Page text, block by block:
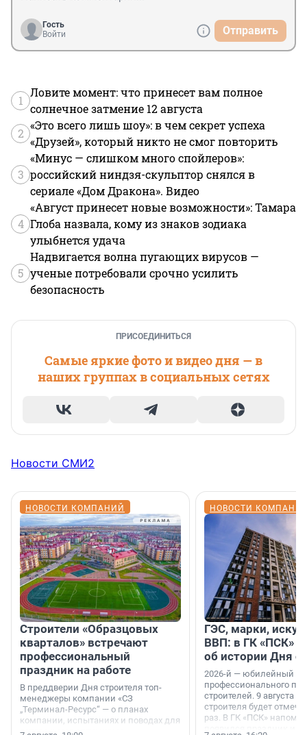
Гость
Войти
Отправить
1
Ловите момент: что принесет вам полное
солнечное затмение 12 августа
2
«Это всего лишь шоу»: в чем секрет успеха
«Друзей», который никто не смог повторить
3
«Минус — слишком много спойлеров»:
российский ниндзя-скульптор снялся в
сериале «Дом Дракона». Видео
4
«Август принесет новые возможности»: Тамара
Глоба назвала, кому из знаков зодиака
улыбнется удача
5
Надвигается волна пугающих вирусов —
ученые потребовали срочно усилить
безопасность
ПРИСОЕДИНИТЬСЯ
Самые яркие фото и видео дня — в
наших группах в социальных сетях
Новости СМИ2
НОВОСТИ КОМПАНИЙ
Строители «Образцовых
кварталов» встречают
профессиональный
праздник на работе
В преддверии Дня строителя топ-
менеджеры компании «СЗ
„Терминал-Ресурс“ — о планах
компании, испытаниях и поводах для
осторожного оптимизма.
НОВОСТИ
ГЭС, марки,
ВВП: в ГК «ПСК»
об истории Дня
2026-й — юбилейный
профессионального
строителей. 9 августа
строителя будет
раз. В ГК «ПСК»